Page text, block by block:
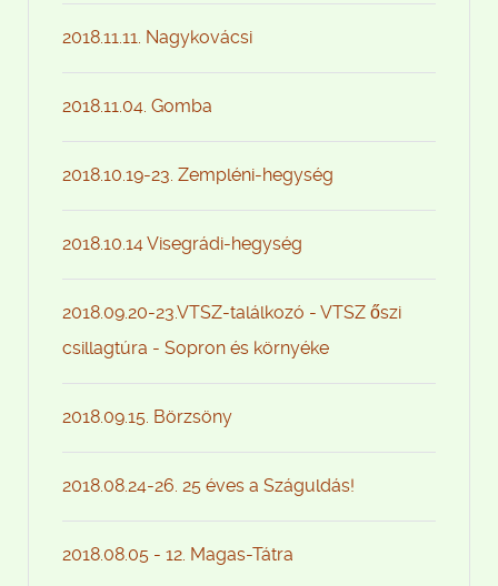
2018.11.11. Nagykovácsi
2018.11.04. Gomba
2018.10.19-23. Zempléni-hegység
2018.10.14 Visegrádi-hegység
2018.09.20-23.VTSZ-találkozó - VTSZ őszi
csillagtúra - Sopron és környéke
2018.09.15. Börzsöny
2018.08.24-26. 25 éves a Száguldás!
2018.08.05 - 12. Magas-Tátra